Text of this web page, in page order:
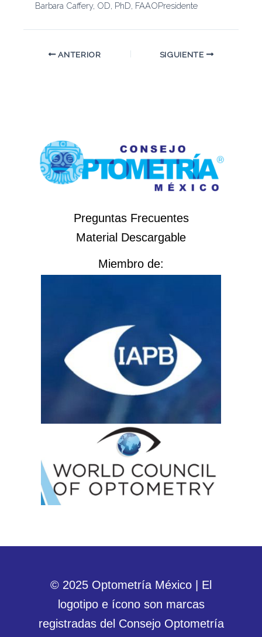
Barbara Caffery, OD, PhD, FAAOPresidente
ANTERIOR SIGUIENTE
Preguntas Frecuentes
Material Descargable
Miembro de:
© 2025 Optometría México | El
logotipo e ícono son marcas
registradas del Consejo Optometría